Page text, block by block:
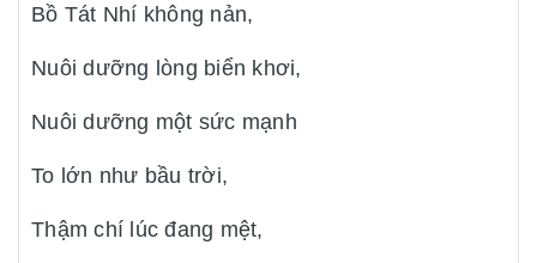
Bồ Tát Nhí không nản,
Nuôi dưỡng lòng biển khơi,
Nuôi dưỡng một sức mạnh
To lớn như bầu trời,
Thậm chí lúc đang mệt,